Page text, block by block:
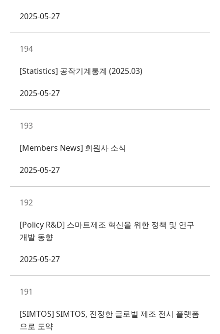
2025-05-27
194
[Statistics] 공작기계통계 (2025.03)
2025-05-27
193
[Members News] 회원사 소식
2025-05-27
192
[Policy R&D] 스마트제조 혁신을 위한 정책 및 연구
개발 동향
2025-05-27
191
[SIMTOS] SIMTOS, 진정한 글로벌 제조 전시 플랫폼
으로 도약